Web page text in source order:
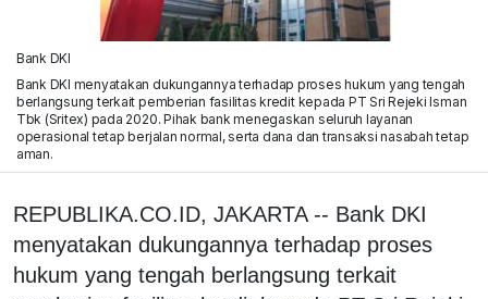
Bank DKI
Bank DKI menyatakan dukungannya terhadap proses hukum yang tengah
berlangsung terkait pemberian fasilitas kredit kepada PT Sri Rejeki Isman
Tbk (Sritex) pada 2020. Pihak bank menegaskan seluruh layanan
operasional tetap berjalan normal, serta dana dan transaksi nasabah tetap
aman.
REPUBLIKA.CO.ID, JAKARTA -- Bank DKI
menyatakan dukungannya terhadap proses
hukum yang tengah berlangsung terkait